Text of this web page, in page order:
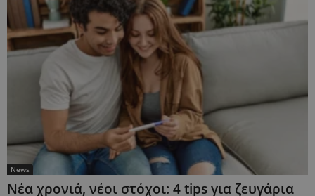
News
Νέα χρονιά, νέοι στόχοι: 4 tips για ζευγάρια